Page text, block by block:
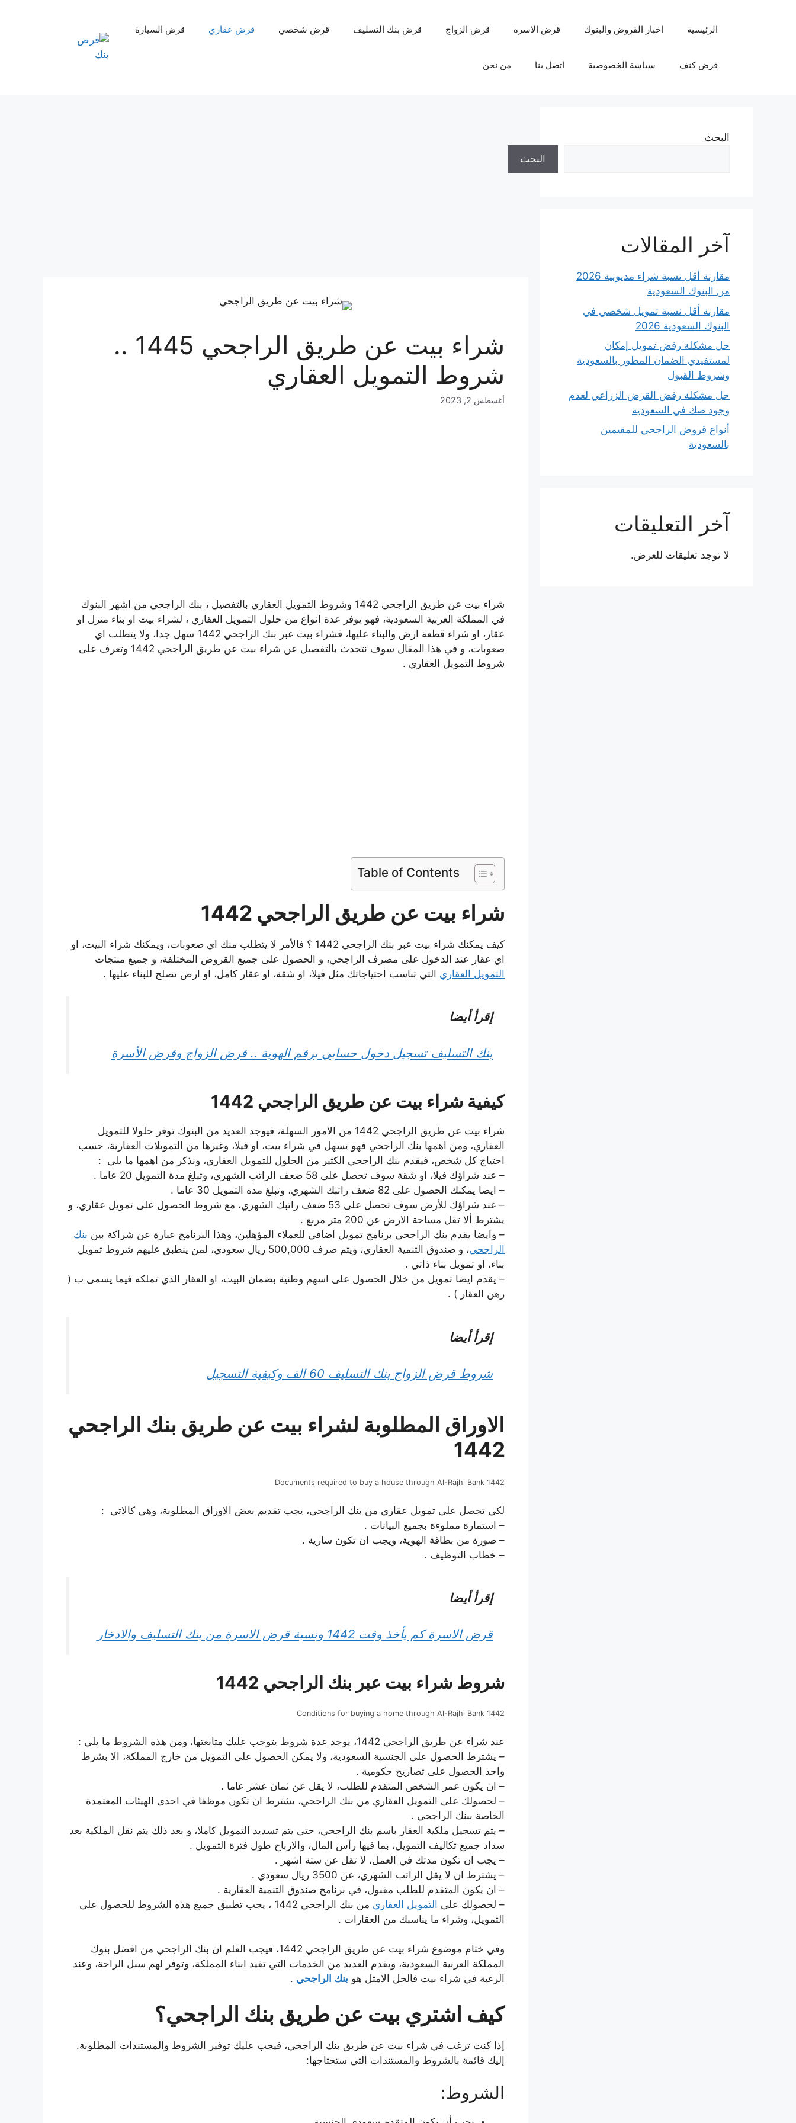
الرئيسية اخبار القروض والبنوك قرض الاسرة قرض الزواج قرض بنك التسليف قرض شخصي قرض عقاري قرض السيارة
قرض كنف سياسة الخصوصية اتصل بنا من نحن
شراء بيت عن طريق الراجحي 1445 ..
شروط التمويل العقاري
أغسطس 2, 2023
شراء بيت عن طريق الراجحي 1442 وشروط التمويل العقاري بالتفصيل ، بنك الراجحي من اشهر البنوك
في المملكة العربية السعودية، فهو يوفر عدة انواع من حلول التمويل العقاري ، لشراء بيت او بناء منزل او
عقار، او شراء قطعة ارض والبناء عليها، فشراء بيت عبر بنك الراجحي 1442 سهل جدا، ولا يتطلب اي
صعوبات، و في هذا المقال سوف نتحدث بالتفصيل عن شراء بيت عن طريق الراجحي 1442 وتعرف على
شروط التمويل العقاري .
Table of Contents
شراء بيت عن طريق الراجحي 1442
كيف يمكنك شراء بيت عبر بنك الراجحي 1442 ؟ فالأمر لا يتطلب منك اي صعوبات، ويمكنك شراء البيت، او
اي عقار عند الدخول على مصرف الراجحي، و الحصول على جميع القروض المختلفة، و جميع منتجات
التمويل العقاري التي تناسب احتياجاتك مثل فيلا، او شقة، او عقار كامل، او ارض تصلح للبناء عليها .
إقرأ أيضا
بنك التسليف تسجيل دخول حسابي برقم الهوية .. قرض الزواج وقرض الأسرة
كيفية شراء بيت عن طريق الراجحي 1442
شراء بيت عن طريق الراجحي 1442 من الامور السهلة، فيوجد العديد من البنوك توفر حلولا للتمويل
العقاري، ومن اهمها بنك الراجحي فهو يسهل في شراء بيت، او فيلا، وغيرها من التمويلات العقارية، حسب
احتياج كل شخص، فيقدم بنك الراجحي الكثير من الحلول للتمويل العقاري، ونذكر من اهمها ما يلي :
– عند شراؤك فيلا، او شقة سوف تحصل على 58 ضعف الراتب الشهري، وتبلغ مدة التمويل 20 عاما .
– ايضا يمكنك الحصول على 82 ضعف راتبك الشهري، وتبلغ مدة التمويل 30 عاما .
– عند شراؤك للأرض سوف تحصل على 53 ضعف راتبك الشهري، مع شروط الحصول على تمويل عقاري، و
يشترط ألا تقل مساحة الارض عن 200 متر مربع .
– وايضا يقدم بنك الراجحي برنامج تمويل اضافي للعملاء المؤهلين، وهذا البرنامج عبارة عن شراكة بين بنك
الراجحي
، و صندوق التنمية العقاري، ويتم صرف 500,000 ريال سعودي، لمن ينطبق عليهم شروط تمويل
بناء، او تمويل بناء ذاتي .
– يقدم ايضا تمويل من خلال الحصول على اسهم وطنية بضمان البيت، او العقار الذي تملكه فيما يسمى ب (
رهن العقار ) .
إقرأ أيضا
شروط قرض الزواج بنك التسليف 60 الف وكيفية التسجيل
الاوراق المطلوبة لشراء بيت عن طريق بنك الراجحي
1442
Documents required to buy a house through Al-Rajhi Bank 1442
لكي تحصل على تمويل عقاري من بنك الراجحي، يجب تقديم بعض الاوراق المطلوبة، وهي كالاتي :
– استمارة مملوءة بجميع البيانات .
– صورة من بطاقة الهوية، ويجب ان تكون سارية .
– خطاب التوظيف .
إقرأ أيضا
قرض الاسرة كم يأخذ وقت 1442 ونسبة قرض الاسرة من بنك التسليف والادخار
شروط شراء بيت عبر بنك الراجحي 1442
Conditions for buying a home through Al-Rajhi Bank 1442
عند شراء عن طريق الراجحي 1442، يوجد عدة شروط يتوجب عليك متابعتها، ومن هذه الشروط ما يلي :
– يشترط الحصول على الجنسية السعودية، ولا يمكن الحصول على التمويل من خارج المملكة، الا بشرط
واحد الحصول على تصاريح حكومية .
– ان يكون عمر الشخص المتقدم للطلب، لا يقل عن ثمان عشر عاما .
– لحصولك على التمويل العقاري من بنك الراجحي، يشترط ان تكون موظفا في احدى الهيئات المعتمدة
الخاصة ببنك الراجحي .
– يتم تسجيل ملكية العقار باسم بنك الراجحي، حتى يتم تسديد التمويل كاملا، و بعد ذلك يتم نقل الملكية بعد
سداد جميع تكاليف التمويل، بما فيها رأس المال، والارباح طول فترة التمويل .
– يجب ان تكون مدتك في العمل، لا تقل عن ستة اشهر .
– يشترط ان لا يقل الراتب الشهري، عن 3500 ريال سعودي .
– ان يكون المتقدم للطلب مقبول، في برنامج صندوق التنمية العقارية .
– لحصولك على التمويل العقاري
من بنك الراجحي 1442 ، يجب تطبيق جميع هذه الشروط للحصول على
التمويل، وشراء ما يناسبك من العقارات .
وفي ختام موضوع شراء بيت عن طريق الراجحي 1442، فيجب العلم ان بنك الراجحي من افضل بنوك
المملكة العربية السعودية، ويقدم العديد من الخدمات التي تفيد ابناء المملكة، وتوفر لهم سبل الراحة، وعند
الرغبة في شراء بيت فالحل الامثل هو بنك الراجحي .
كيف اشتري بيت عن طريق بنك الراجحي؟
إذا كنت ترغب في شراء بيت عن طريق بنك الراجحي، فيجب عليك توفير الشروط والمستندات المطلوبة.
إليك قائمة بالشروط والمستندات التي ستحتاجها:
الشروط:
البحث
البحث
آخر المقالات
مقارنة أقل نسبة شراء مديونية 2026
من البنوك السعودية
مقارنة أقل نسبة تمويل شخصي في
البنوك السعودية 2026
حل مشكلة رفض تمويل إمكان
لمستفيدي الضمان المطور بالسعودية
وشروط القبول
حل مشكلة رفض القرض الزراعي لعدم
وجود صك في السعودية
أنواع قروض الراجحي للمقيمين
بالسعودية
آخر التعليقات
لا توجد تعليقات للعرض.